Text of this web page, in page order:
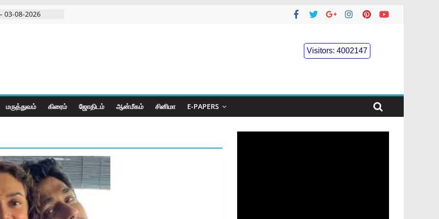
03-08-2026
Visitors:4002147
மருத்துவம் கிரைம் ஜோ‌திட‌ம் ஆன்மீகம் சினிமா E-PAPERS